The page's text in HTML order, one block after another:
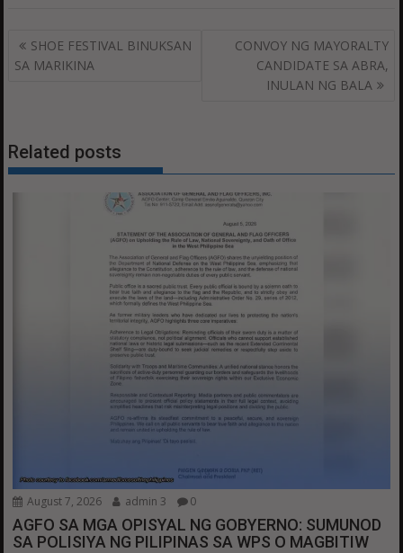
Post
navigation
SHOE FESTIVAL BINUKSAN
SA MARIKINA
CONVOY NG MAYORALTY
CANDIDATE SA ABRA,
INULAN NG BALA
Related posts
August 7, 2026 admin 3 0
AGFO SA MGA OPISYAL NG GOBYERNO: SUMUNOD
SA POLISIYA NG PILIPINAS SA WPS O MAGBITIW